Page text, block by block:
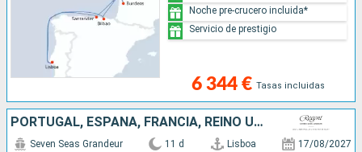
6 344 € Tasas incluidas
Noche pre-crucero incluida*
Servicio de prestigio
PORTUGAL, ESPAÑA, FRANCIA, REINO UNIDO
Seven Seas Grandeur 11 d Lisboa 17/08/2027